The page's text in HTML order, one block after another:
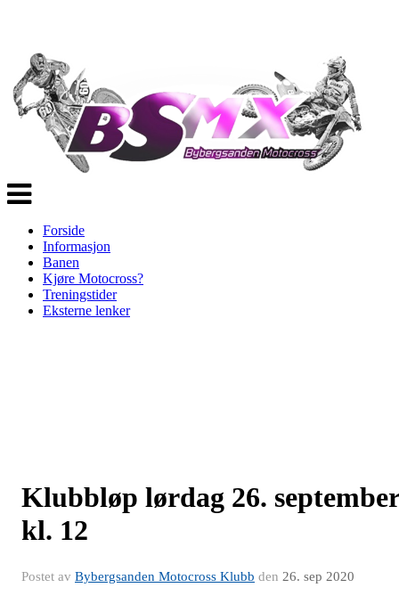
Veksle
navigasjon
Forside
Informasjon
Banen
Kjøre Motocross?
Treningstider
Eksterne lenker
Klubbløp lørdag 26. september
kl. 12
Postet av Bybergsanden Motocross Klubb den 26. sep 2020